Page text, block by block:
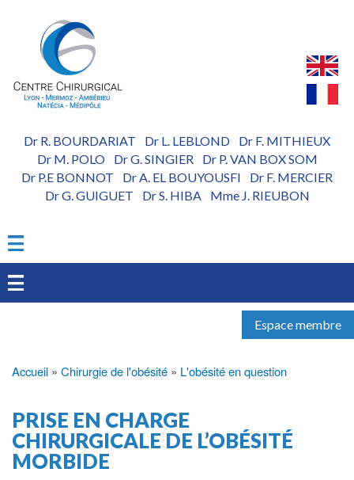
Dr R. BOURDARIAT Dr L. LEBLOND
Dr F. MITHIEUX
Dr M. POLO- Dr G. SINGIER- Dr P. VAN BOX SOM
Dr P.E BONNOT
Dr A. EL BOUYOUSFI
Dr F. MERCIER
Dr G. GUIGUET
Dr S. HIBA- Mme J. RIEUBON
Espace membre
d'Ariane
Accueil Chirurgie de l'obésité L'obésité en question
PRISE EN CHARGE
CHIRURGICALE DE L’OBÉSITÉ
MORBIDE